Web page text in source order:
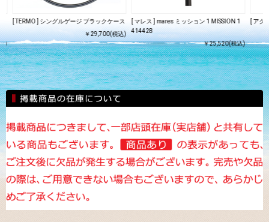
)
[ TERMO ] シングルゲージ ブラックケース
￥29,700(税込)
[ マレス ] mares ミッション 1 MISSION 1
414428
￥25,520(税込)
[ ア